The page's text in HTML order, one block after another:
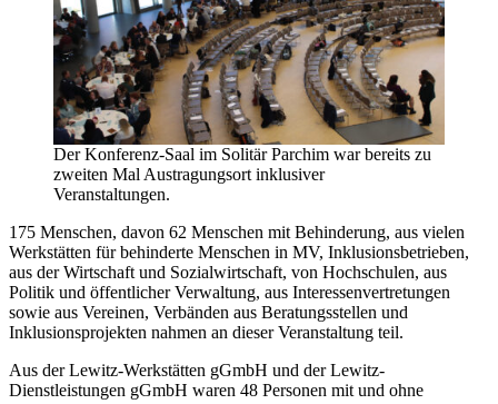
Der Konferenz-Saal im Solitär Parchim war bereits zu
zweiten Mal Austragungsort inklusiver
Veranstaltungen.
175 Menschen, davon 62 Menschen mit Behinderung, aus vielen
Werkstätten für behinderte Menschen in MV, Inklusionsbetrieben,
aus der Wirtschaft und Sozialwirtschaft, von Hochschulen, aus
Politik und öffentlicher Verwaltung, aus Interessenvertretungen
sowie aus Vereinen, Verbänden aus Beratungsstellen und
Inklusionsprojekten nahmen an dieser Veranstaltung teil.
Aus der Lewitz-Werkstätten gGmbH und der Lewitz-
Dienstleistungen gGmbH waren 48 Personen mit und ohne